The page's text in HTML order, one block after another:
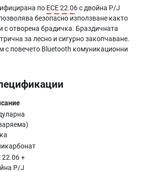
по ECE 22.06с двойна P/J
безопасно използване както
с отворена брадичка. Браздичната
за лесно и сигурно закопчаване.
с повечето Bluetooth комуникационни
22.06 +
P/J